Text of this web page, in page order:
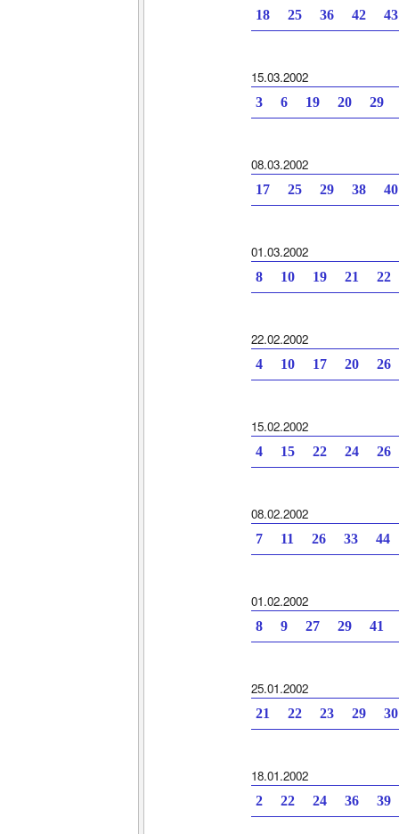
18 25 36 42
15.03.2002
3 6 19 20 29
08.03.2002
17 25 29 38
01.03.2002
8 10 19 21 22
22.02.2002
4 10 17 20 26
15.02.2002
4 15 22 24 26
08.02.2002
7 11 26 33 44
01.02.2002
8 9 27 29 41
25.01.2002
21 22 23 29
18.01.2002
2 22 24 36 39